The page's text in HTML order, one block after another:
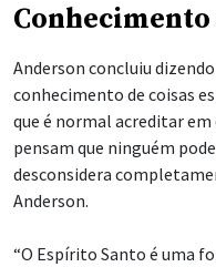
Anderson concluiu
conhecimento de coisas
que é normal acreditar
pensam que ninguém
desconsidera
Anderson.
“O Espírito Santo é uma